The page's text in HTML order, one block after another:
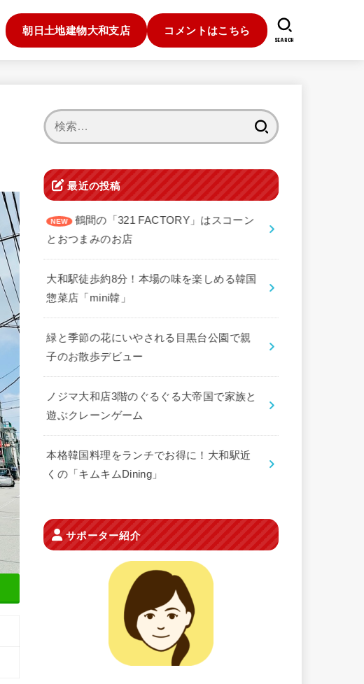
朝日土地建物大和支店 コメントはこちら
SEARCH
最近の投稿
鶴間の「321 FACTORY」はスコーン
とおつまみのお店
大和駅徒歩約8分！本場の味を楽しめる韓国
惣菜店「mini韓」
緑と季節の花にいやされる目黒台公園で親
子のお散歩デビュー
ノジマ大和店3階のぐるぐる大帝国で家族と
遊ぶクレーンゲーム
本格韓国料理をランチでお得に！大和駅近
くの「キムキムDining」
サポーター紹介